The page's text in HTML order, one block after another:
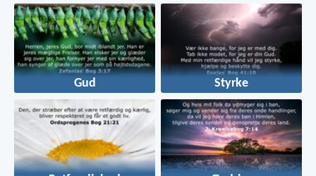
Gud Styrke